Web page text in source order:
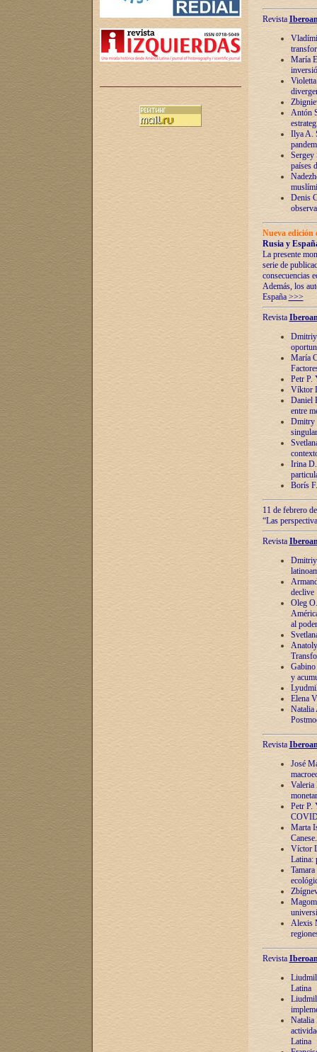
Revista
María
Antón
Ilya A.
Sergey
países
Denis
Nueva
Rusia y
La presente
serie de
consecuencias
Además, los
España >>>
Revista
Dmitriy
María
Petr P.
Víktor
Daniel
entre
Dmitry
Irina
Borís
11 de febrero
“Las
Revista
Dmitriy
declive
Oleg
al poder
y
Elena
Natalia
Revista
José
Valeria
Petr P.
Marta
Víctor
Latina:
Alexis
Revista
Latina
Natalia
Latina